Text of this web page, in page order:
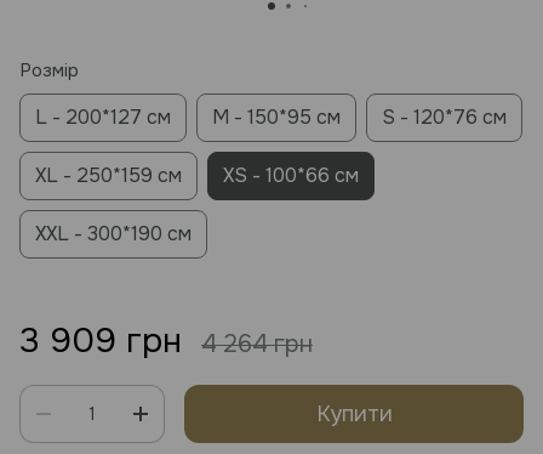
Розмір
L - 200*127 см M - 150*95 см S - 120*76 см
XL - 250*159 см XS - 100*66 см
XXL - 300*190 см
3 909 грн 4 264 грн
Купити